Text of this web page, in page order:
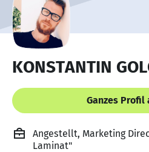
KONSTANTIN
Ganzes Profil
Angestellt, Marketing
Laminat"